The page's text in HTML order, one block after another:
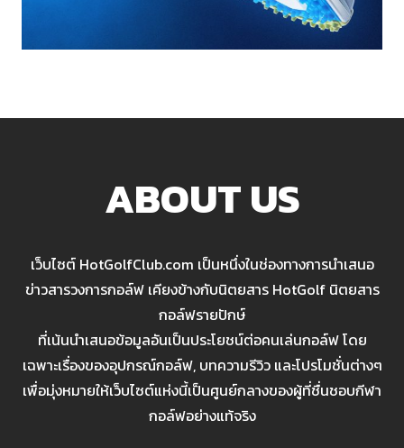
ABOUT US
เว็บไซต์ HotGolfClub.com เป็นหนึ่งในช่องทางการนำเสนอ
ข่าวสารวงการกอล์ฟ เคียงข้างกับนิตยสาร HotGolf นิตยสาร
กอล์ฟรายปักษ์
ที่เน้นนำเสนอข้อมูลอันเป็นประโยชน์ต่อคนเล่นกอล์ฟ โดย
เฉพาะเรื่องของอุปกรณ์กอล์ฟ, บทความรีวิว และโปรโมชั่นต่างๆ
เพื่อมุ่งหมายให้เว็บไซต์แห่งนี้เป็นศูนย์กลางของผู้ที่ชื่นชอบกีฬา
กอล์ฟอย่างแท้จริง